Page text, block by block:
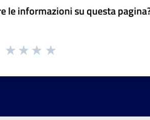
le informazioni su questa